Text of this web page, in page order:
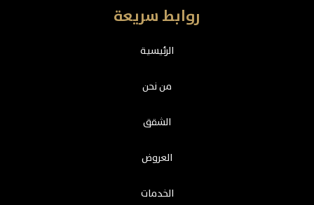
روابط سريعة
الرئيسية
من نحن
الشقق
العروض
الخدمات